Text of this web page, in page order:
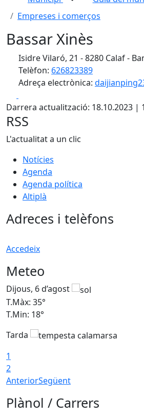
Empreses i comerços
Bassar Xinès
Isidre Vilaró, 21 - 8280 Calaf -
Telèfon: 626823389
Adreça electrònica:
Darrera actualització: 18.10.2023 |
RSS
L'actualitat a un clic
Notícies
Agenda
Agenda política
Altiplà
Adreces i telèfons
Accedeix
Meteo
Dijous, 6 d’agost
T.Màx: 35°
T.Min: 18°
Tarda
1
2
AnteriorSegüent
Plànol / Carrers